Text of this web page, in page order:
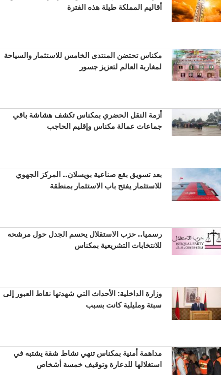
أقاليم المملكة طيلة هذه الفترة
مكناس تحتضن المنتدى الخامس للاستثمار والسياحة
لمغاربة العالم لتعزيز جسور
أزمة النقل الحضري بمكناس تكشف هشاشة باقي
جماعات عمالة مكناس وإقليم الحاجب
بعد تسويق بقع صناعية بويسلان.. المركز الجهوي
للاستثمار يفتح باب الاستثمار بمنطقة
رسميا.. حزب الاستقلال يحسم الجدل حول مرشحه
للانتخابات التشريعية بمكناس
وزارة الداخلية: الأحداث التي شهدتها نقاط العبور إلى
سبتة ومليلية كانت بسبب
مداهمة أمنية بمكناس تنهي نشاط شقة يشتبه في
استغلالها للدعارة وتوقيف خمسة أشخاص